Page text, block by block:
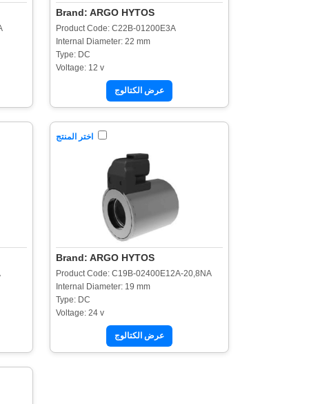
Brand: ARGO HYTOS
Product Code: C22B-01200E3A
Internal Diameter: 22 mm
Type: DC
Voltage: 12 v
عرض الكتالوج
اختر المنتج
Brand: ARGO HYTOS
Product Code: C19B-02400E12A-20,8NA
Internal Diameter: 19 mm
Type: DC
Voltage: 24 v
عرض الكتالوج